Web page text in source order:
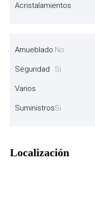
Acristalamientos
Amueblado No
Seguridad Si
Varios
SuministrosSi
Localización